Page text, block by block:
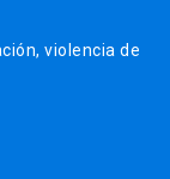
violencia de